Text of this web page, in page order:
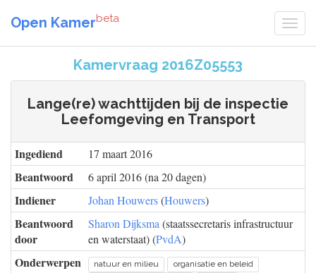
Open Kamerbeta
Kamervraag 2016Z05553
Lange(re) wachttijden bij de inspectie
Leefomgeving en Transport
Ingediend 17 maart 2016
Beantwoord 6 april 2016 (na 20 dagen)
Indiener Johan Houwers(Houwers)
Beantwoord
door
Sharon Dijksma (staatssecretaris infrastructuur
en waterstaat) (PvdA)
Onderwerpen natuur en milieu
organisatie en beleid